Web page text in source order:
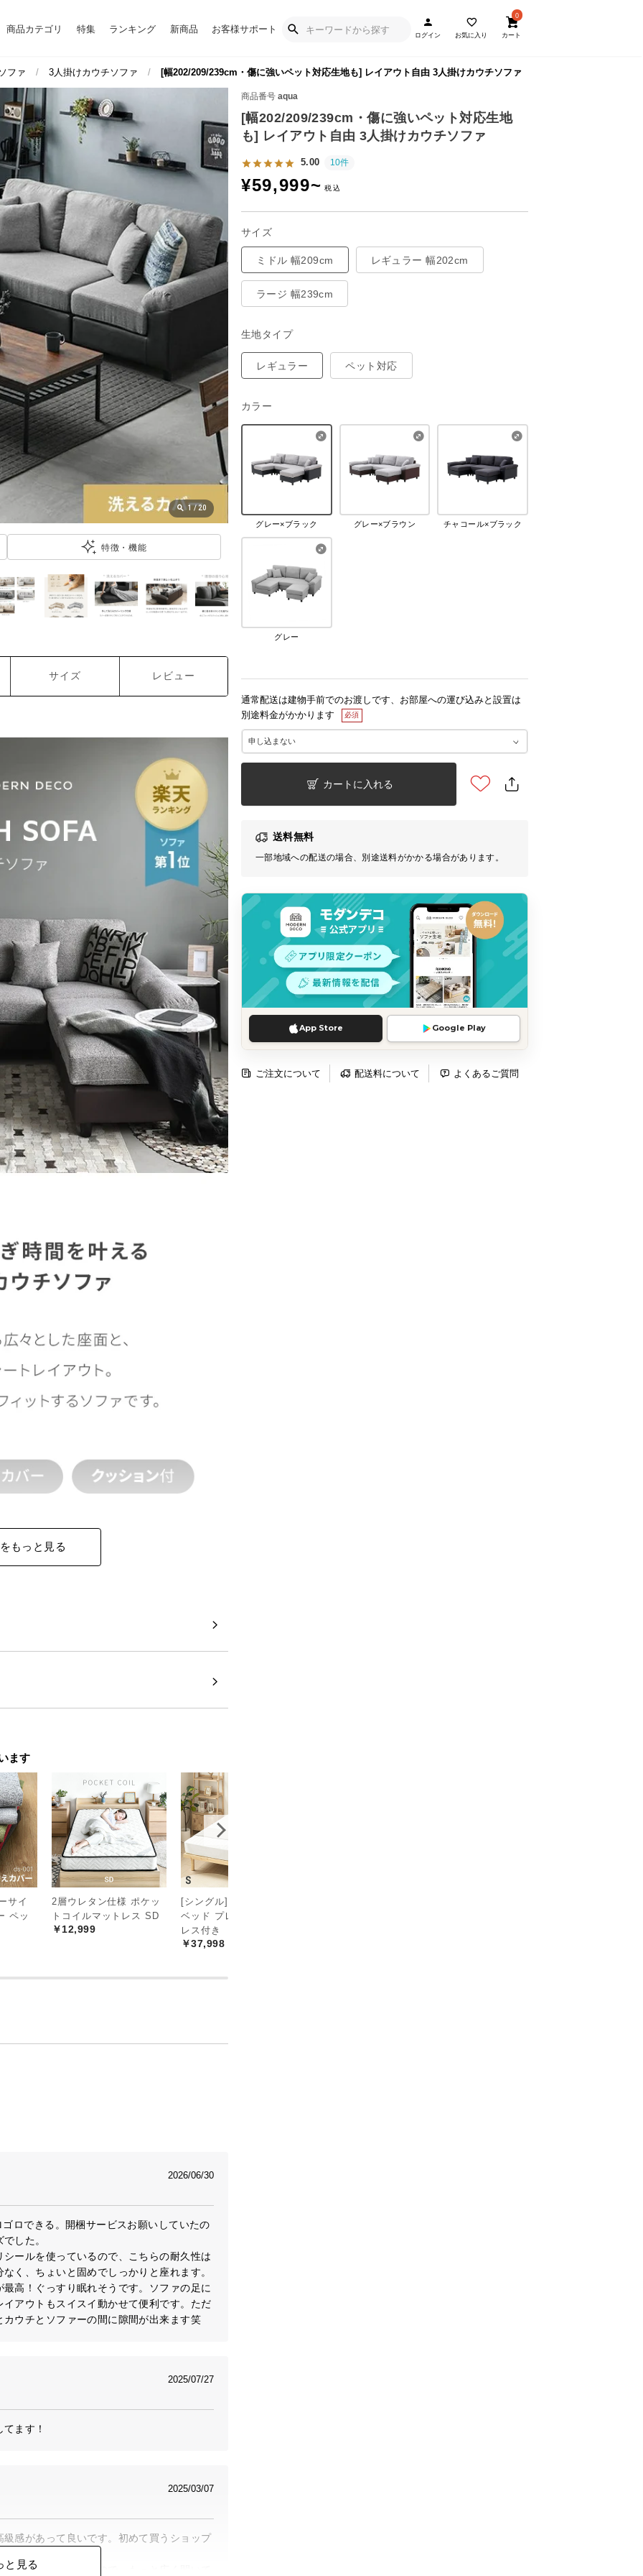
商品カテゴリ 特集 ランキング 新商品 お客様サポート
ログイン お気に入り
0
カート
ファ 3人掛けカウチソファ [幅202/209/239cm・傷に強いペット対応生地も] レイアウト自由 3人掛けカウチソファ
商品番号 aqua
[幅202/209/239cm・傷に強いペット対応生地
も] レイアウト自由 3人掛けカウチソファ
5.00 10件
¥59,999~
サイズ
ミドル 幅209cm レギュラー 幅202cm
ラージ 幅239cm
生地タイプ
レギュラー ペット対応
カラー
グレー×ブラック グレー×ブラウン チャコール×ブラック
グレー
通常配送は建物手前でのお渡しです、お部屋への運び込みと設置は
別途料金がかかります
カートに入れる
送料無料
一部地域への配送の場合、別途送料がかかる場合があります。
App Store Google Play
ご注文について 配送料について よくあるご質問
1/20
特徴・機能
サイズ レビュー
もっと見る
ます
サイ
ペッ
2層ウレタン仕様 ポケッ
トコイルマットレス SD
￥12,999
[シングル] 宮付きすのこ
ベッド プレミアムマット
レス付き
￥37,998
2026/06/30
ロできる。開梱サービスお願いしていたの
した。
ールを使っているので、こちらの耐久性は
く、ちょいと固めでしっかりと座れます。
高！ぐっすり眠れそうです。ソファの足に
アウトもスイスイ動かせて便利です。ただ
ウチとソファーの間に隙間が出来ます笑
2025/07/27
ます！
2025/03/07
感があって良いです。初めて買うショップ
るのが大変だったので、もっと広く開いて
と見る